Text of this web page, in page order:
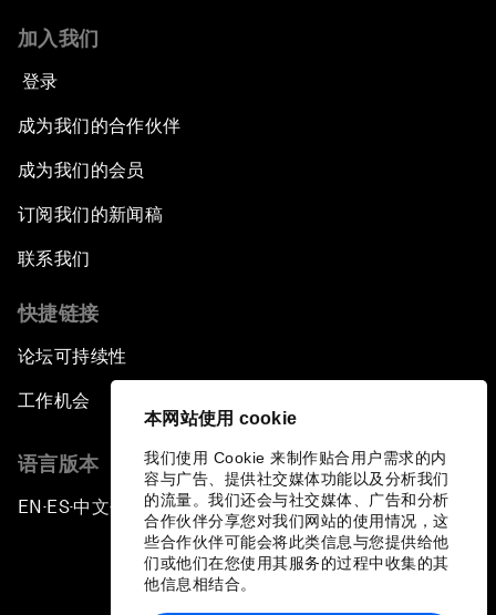
本网站使用 cookie
我们使用 Cookie 来制作贴合用户需求的内
容与广告、提供社交媒体功能以及分析我们
的流量。我们还会与社交媒体、广告和分析
合作伙伴分享您对我们网站的使用情况，这
些合作伙伴可能会将此类信息与您提供给他
们或他们在您使用其服务的过程中收集的其
他信息相结合。
加入我们
登录
成为我们的合作伙伴
成为我们的会员
订阅我们的新闻稿
联系我们
快捷链接
论坛可持续性
工作机会
语言版本
EN ▪ ES▪中文▪ 日本語